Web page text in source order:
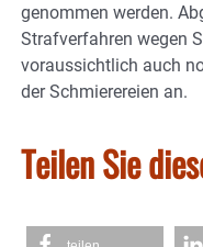
genommen werden.
Strafverfahren wegen
voraussichtlich auch
der Schmierereien an.
Teilen Sie